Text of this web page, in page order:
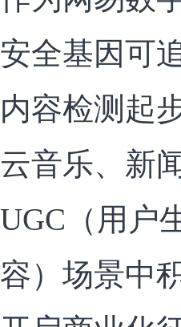
安全基因可
内容检测起
云音乐、新
UGC（用户
容）场景中